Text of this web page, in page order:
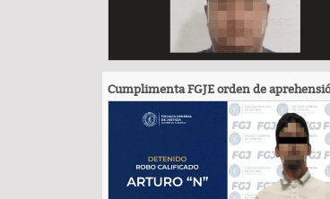
Cumplimenta FGJE orden de
COLUMNA
Lo más valioso
comprar